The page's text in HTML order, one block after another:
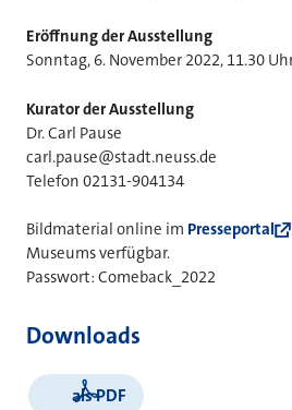
Eröffnung der Ausstellung
Sonntag, 6. November 2022, 11.30
Kurator der Ausstellung
Dr. Carl Pause
carl.pause@stadt.neuss.de
Telefon 02131-904134
Bildmaterial online im Presseportal
Museums verfügbar.
Passwort: Comeback_2022
Downloads
als PDF